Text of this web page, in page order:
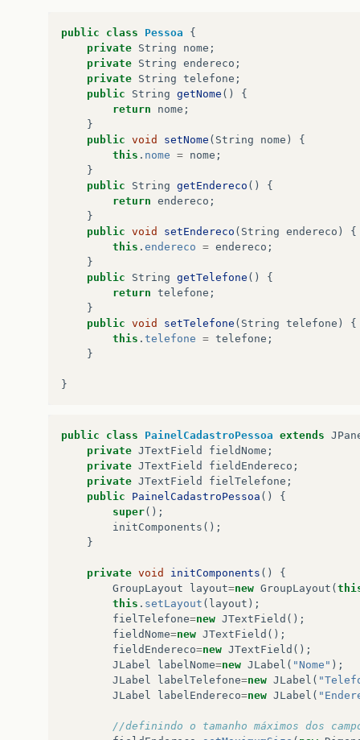
public class Pessoa
{
private String nome ;
private String endereco ;
private String telefone ;
public
String getNome ()
{
return
nome ;
}
public void setNome ( String nome )
{
this . nome = nome ;
}
public
String getEndereco ()
{
return endereco ;
}
public void setEndereco ( String endereco )
{
this . endereco = endereco ;
}
public
String getTelefone ()
{
return telefone ;
}
public void setTelefone ( String telefone )
{
this . telefone = telefone ;
}
}
public class PainelCadastroPessoa extends
private JTextField fieldNome ;
private JTextField fieldEndereco ;
private JTextField fielTelefone ;
public
PainelCadastroPessoa ()
{
super();
initComponents ();
}
private void initComponents ()
{
GroupLayout
layout=new GroupLayout (
this . setLayout ( layout );
fielTelefone=new JTextField ();
fieldNome=new JTextField ();
fieldEndereco=new JTextField ();
JLabel
labelNome=new JLabel ( "Nome" );
JLabel
labelTelefone=new JLabel (
JLabel
labelEndereco=new JLabel (
//definindo o tamanho máximos dos